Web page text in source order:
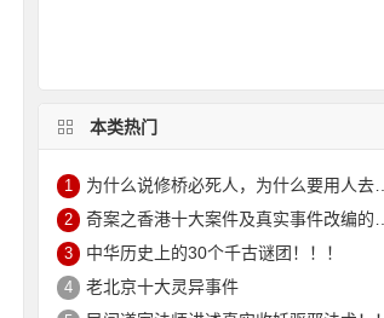
本类热门
1 为什么说修桥必死人，为什么要用人去祭桥，本文告诉你真相
2 奇案之香港十大案件及真实事件改编的电影
3 中华历史上的30个千古谜团！！！
4 老北京十大灵异事件